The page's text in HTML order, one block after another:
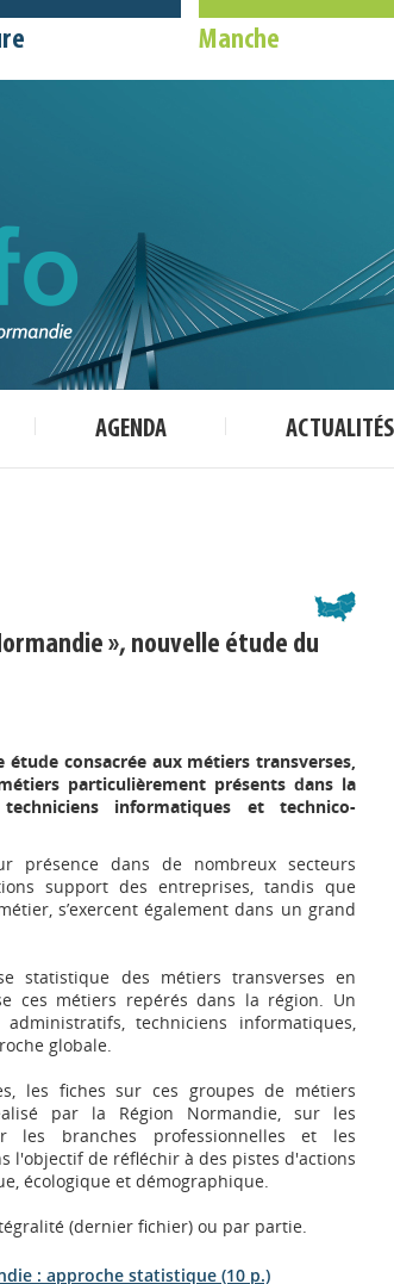
Manche
AGENDA ACTUALITÉS
», nouvelle étude du
consacrée aux métiers transverses,
particulièrement présents dans la
informatiques et technico-
présence dans de nombreux secteurs
support des entreprises, tandis que
s’exercent également dans un grand
statistique des métiers transverses en
ces métiers repérés dans la région. Un
techniciens informatiques,
globale.
les fiches sur ces groupes de métiers
par la Région Normandie, sur les
les branches professionnelles et les
l'objectif de réfléchir à des pistes d'actions
écologique et démographique.
(dernier fichier) ou par partie.
: approche statistique (10 p.)